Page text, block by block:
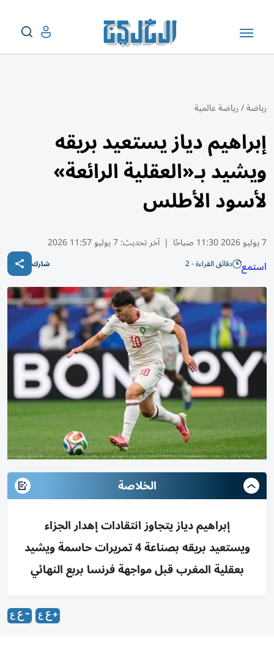
رياضة/رياضة عالمية
إبراهيم دياز يستعيد بريقه
ويشيد بـ«العقلية الرائعة»
لأسود الأطلس
7 يوليو 2026 11:30 صباحًا | آخر تحديث:7 يوليو 11:57 2026
استمع دقائق القراءة - 2 شارك
الخلاصة
إبراهيم دياز يتجاوز انتقادات إهدار الجزاء
ويستعيد بريقه بصناعة 4 تمريرات حاسمة ويشيد
بعقلية المغرب قبل مواجهة فرنسا بربع النهائي